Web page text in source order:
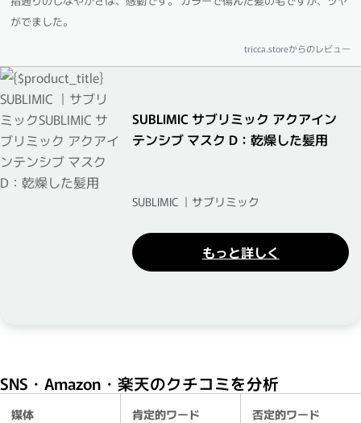
がでました。
tricca.storeからのレビュー
SUBLIMIC サブリミック アクアイン
テンシブ マスク D：乾燥した髪用
SUBLIMIC ｜サブリミック
もっと詳しく
SNS・Amazon・楽天のクチコミを分析
媒体 肯定的ワード 否定的ワード